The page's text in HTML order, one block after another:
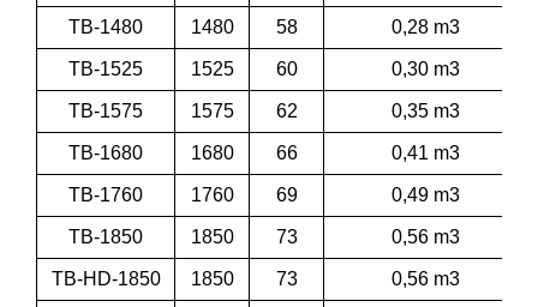
TB-1480 1480 58 0,28 m3
TB-1525 1525 60 0,30 m3
TB-1575 1575 62 0,35 m3
TB-1680 1680 66 0,41 m3
TB-1760 1760 69 0,49 m3
TB-1850 1850 73 0,56 m3
TB-HD-1850 1850 73 0,56 m3